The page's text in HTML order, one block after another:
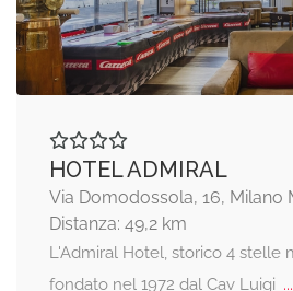
HOTEL ADMIRAL
Via Domodossola, 16, Milano
Distanza: 49,2 km
L'Admiral Hotel, storico 4 stelle
fondato nel 1972 dal Cav Luigi